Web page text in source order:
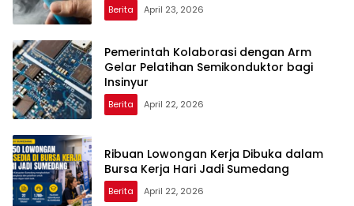
Berita April 23, 2026
Pemerintah Kolaborasi dengan Arm
Gelar Pelatihan Semikonduktor bagi
Insinyur
Berita April 22, 2026
Ribuan Lowongan Kerja Dibuka dalam
Bursa Kerja Hari Jadi Sumedang
Berita April 22, 2026